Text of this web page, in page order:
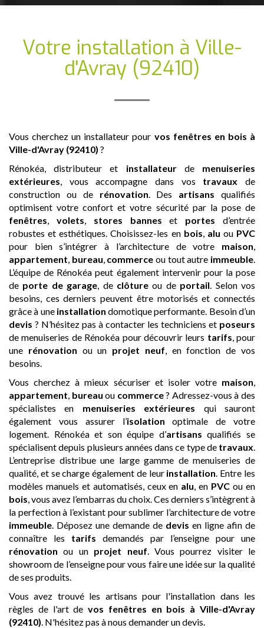
Votre installation à Ville-
d'Avray (92410)
Vous cherchez un installateur pour vos fenêtres en bois à
Ville-d'Avray (92410) ?
Rénokéa, distributeur et installateurde menuiseries
extérieures , vous accompagne dans vos travaux de
construction ou de rénovation . Des artisans qualifiés
optimisent votre confort et votre sécurité par la pose de
fenêtres
volets stores bannes et portes d’entrée
robustes et esthétiques. Choisissez-les en bois alu ou PVC
pour bien s’intégrer à l’architecture de votre maison
appartement bureau commerce ou tout autre immeuble
L’équipe de Rénokéa peut également intervenir pour la pose
de porte de garage , de clôture ou de portail . Selon vos
besoins, ces derniers peuvent être motorisés et connectés
grâce à une installation domotique performante. Besoin d’un
devis ? N’hésitez pas à contacter les techniciens et poseurs
de menuiseries de Rénokéa pour découvrir leurs tarifs , pour
une rénovation ou un projet neuf , en fonction de vos
besoins.
Vous cherchez à mieux sécuriser et isoler votre maison
appartement bureau ou commerce? Adressez-vous à des
spécialistes en menuiseries extérieures qui sauront
également vous assurer l’isolation optimale de votre
logement. Rénokéa et son équipe d’artisans qualifiés se
spécialisent depuis plusieurs années dans ce type de travaux
L’entreprise distribue une large gamme de menuiseries de
qualité, et se charge également de leur installation . Entre les
modèles manuels et automatisés, ceux en alu , en PVC ou en
bois , vous avez l’embarras du choix. Ces derniers s’intègrent à
la perfection à l’existant pour sublimer l’architecture de votre
immeuble . Déposez une demande de devis en ligne afin de
connaître les tarifs demandés par l’enseigne pour une
rénovation ou un projet neuf . Vous pourrez visiter le
showroom de l’enseigne pour vous faire une idée sur la qualité
de ses produits.
Vous avez trouvé les artisans pour l'installation dans les
règles de l'art devos fenêtres en bois à Ville-d'Avray
(92410) . N'hésitez pas à nous demander un devis.